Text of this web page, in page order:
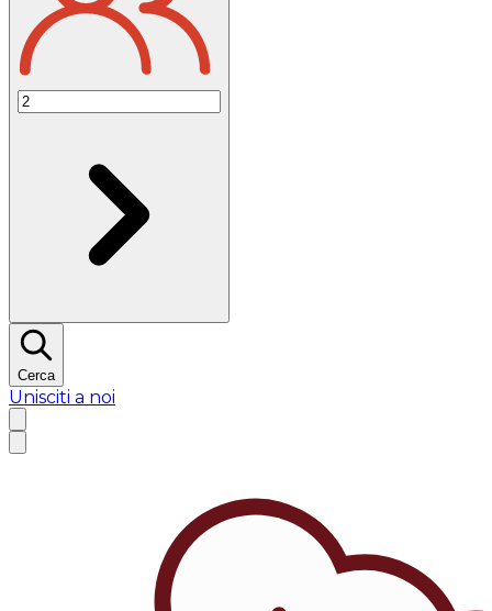
Cerca
Unisciti a noi